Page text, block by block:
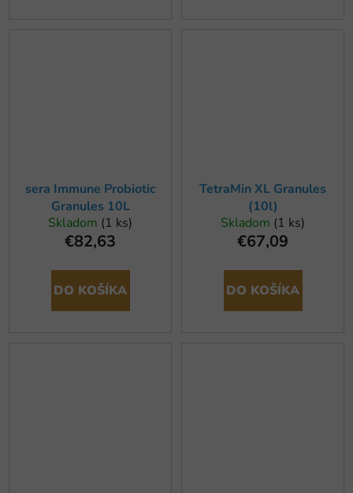
sera Immune Probiotic
Granules 10L
Skladom (1 ks)
€82,63
DO KOŠÍKA
TetraMin XL Granules
(10l)
Skladom (1 ks)
€67,09
DO KOŠÍKA